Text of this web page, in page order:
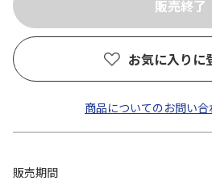
お気に入りに
商品についてのお問い
販売期間